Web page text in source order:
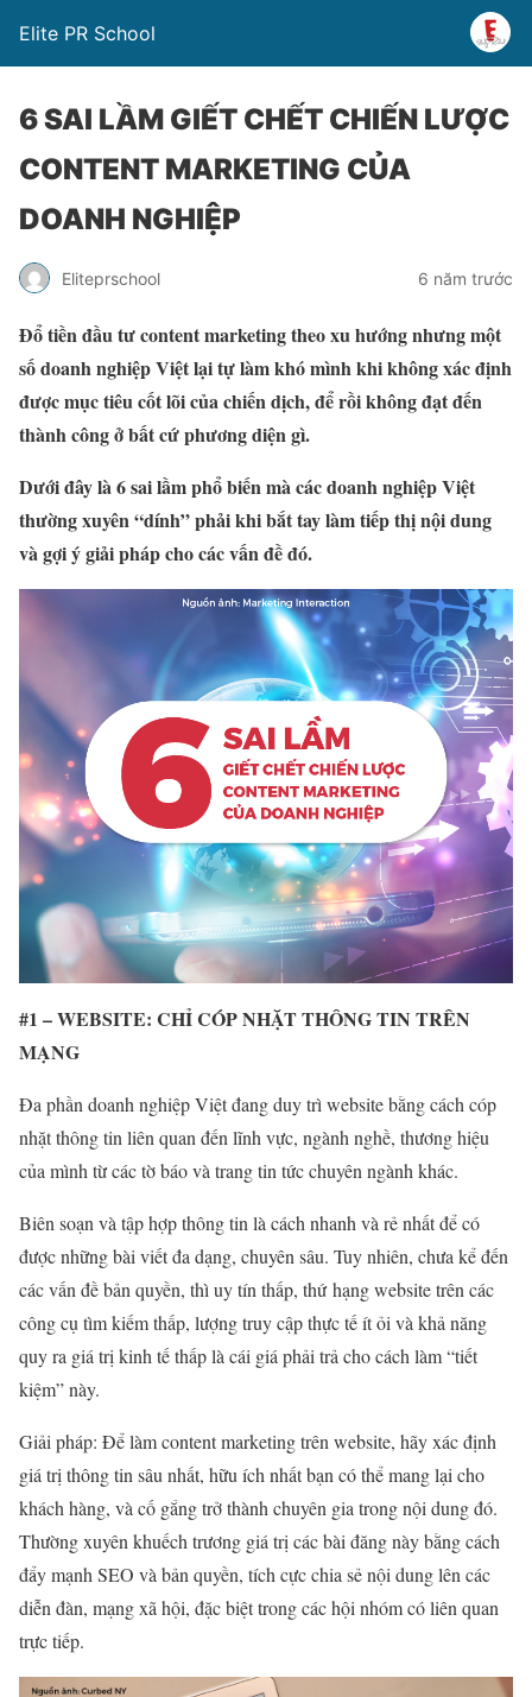
Elite PR School
6 SAI LẦM GIẾT CHẾT CHIẾN LƯỢC
CONTENT MARKETING CỦA
DOANH NGHIỆP
Eliteprschool 6 năm trước
Đổ tiền đầu tư content marketing theo xu hướng nhưng một
số doanh nghiệp Việt lại tự làm khó mình khi không xác định
được mục tiêu cốt lõi của chiến dịch, để rồi không đạt đến
thành công ở bất cứ phương diện gì.
Dưới đây là 6 sai lầm phổ biến mà các doanh nghiệp Việt
thường xuyên “dính” phải khi bắt tay làm tiếp thị nội dung
và gợi ý giải pháp cho các vấn đề đó.
#1 – WEBSITE: CHỈ CÓP NHẶT THÔNG TIN TRÊN
MẠNG
Đa phần doanh nghiệp Việt đang duy trì website bằng cách cóp
nhặt thông tin liên quan đến lĩnh vực, ngành nghề, thương hiệu
của mình từ các tờ báo và trang tin tức chuyên ngành khác.
Biên soạn và tập hợp thông tin là cách nhanh và rẻ nhất để có
được những bài viết đa dạng, chuyên sâu. Tuy nhiên, chưa kể đến
các vấn đề bản quyền, thì uy tín thấp, thứ hạng website trên các
công cụ tìm kiếm thấp, lượng truy cập thực tế ít ỏi và khả năng
quy ra giá trị kinh tế thấp là cái giá phải trả cho cách làm “tiết
kiệm” này.
Giải pháp: Để làm content marketing trên website, hãy xác định
giá trị thông tin sâu nhất, hữu ích nhất bạn có thể mang lại cho
khách hàng, và cố gắng trở thành chuyên gia trong nội dung đó.
Thường xuyên khuếch trương giá trị các bài đăng này bằng cách
đẩy mạnh SEO và bản quyền, tích cực chia sẻ nội dung lên các
diễn đàn, mạng xã hội, đặc biệt trong các hội nhóm có liên quan
trực tiếp.